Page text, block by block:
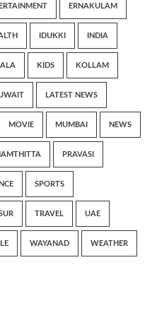
ERNAKULAM
IDUKKI INDIA
KIDS KOLLAM
LATEST NEWS
MOVIE MUMBAI NEWS
PRAVASI
SPORTS
TRAVEL UAE
WAYANAD WEATHER